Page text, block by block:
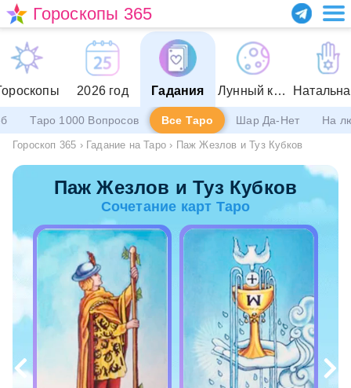
Гороскопы 365
2026 год Гадания Лунный календарь
Таро 1000 Вопросов Все Таро Шар Да-Нет На
Гороскоп 365 › Гадание на Таро › Паж Жезлов и Туз Кубков
Паж Жезлов и Туз Кубков
Сочетание карт Таро